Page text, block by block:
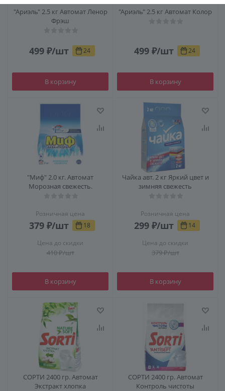
"Ариэль" 2.5 кг Автомат Ленор
Фрэш
499 ₽/шт 24
В корзину
"Ариэль" 2.5 кг Автомат Колор
499 ₽/шт 24
В корзину
"Миф" 2.0 кг. Автомат
Морозная свежесть.
Розничная цена
379 ₽/шт 18
Цена до скидки
410₽/шт
В корзину
Чайка авт. 2 кг Яркий цвет и
зимняя свежесть
Розничная цена
299 ₽/шт 14
Цена до скидки
379₽/шт
В корзину
СОРТИ 2400 гр. Автомат
Экстракт хлопка
СОРТИ 2400 гр. Автомат
Контроль чистоты